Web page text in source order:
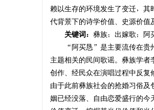
赖以生存的环境发生了变迁，
代背景下的诗学价值、史源价值
关键词： 彝族；出嫁歌；阿
“阿买恳”是主要流传在贵州
主题相关的民间歌谣。彝族学
创作、经民众在演唱过程中反
由于此前彝族社会的抢婚习俗
姻已经没落、自由恋爱盛行的